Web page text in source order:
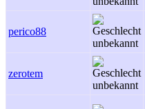
perico88
zerotem